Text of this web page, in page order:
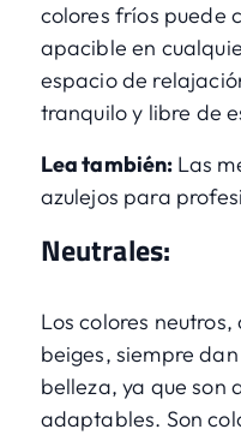
colores fríos puede
apacible en
espacio de
tranquilo y libre de
Lea también: Las
azulejos para
Neutrales:
Los colores
beiges, siempre
belleza, ya que son
adaptables. Son